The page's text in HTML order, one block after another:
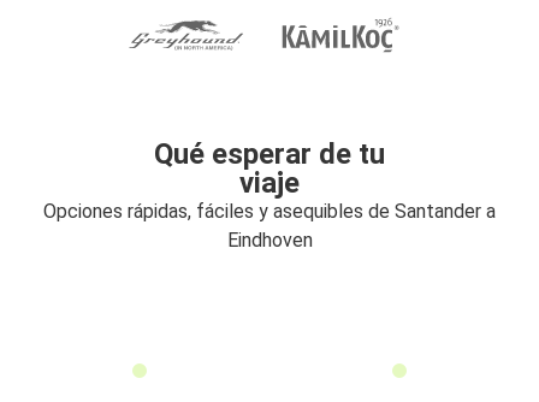
Qué esperar de tu
viaje
Opciones rápidas, fáciles y asequibles de Santander a
Eindhoven